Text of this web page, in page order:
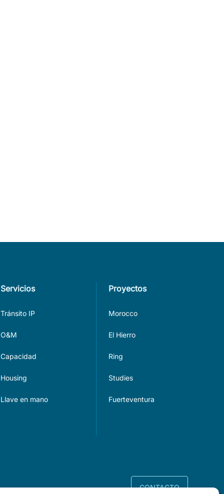
Servicios
Tránsito IP
O&M
Capacidad
Housing
Llave en mano
Proyectos
Morocco
El Hierro
Ring
Studies
Fuerteventura
CONTACTO